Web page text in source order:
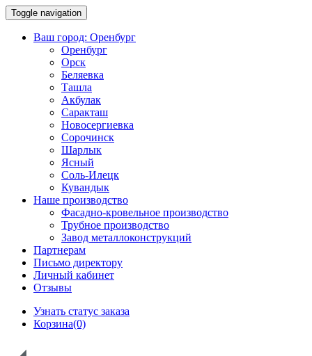
Toggle navigation
Ваш город: Оренбург
Оренбург
Орск
Беляевка
Ташла
Акбулак
Саракташ
Новосергиевка
Сорочинск
Шарлык
Ясный
Соль-Илецк
Кувандык
Наше производство
Фасадно-кровельное производство
Трубное производство
Завод металлоконструкций
Партнерам
Письмо директору
Личный кабинет
Отзывы
Узнать статус заказа
Корзина(0)